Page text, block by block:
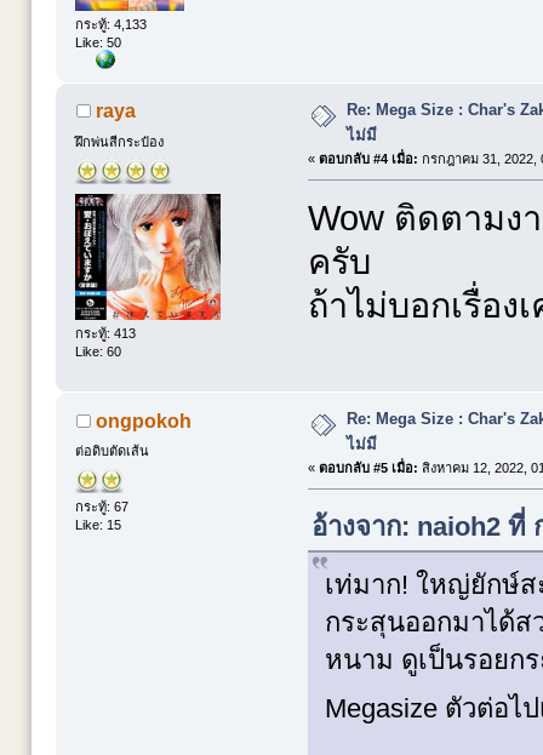
กระทู้: 4,133
Like: 50
raya
ฝึกพ่นสีกระป๋อง
กระทู้: 413
Like: 60
Re: Mega Size : Char's
ไม่มี
« ตอบกลับ #4 เมื่อ: กรกฎาคม 31, 2022,
Wow ติดตามง
ครับ
ถ้าไม่บอกเรื่อง
ongpokoh
ต่อดิบตัดเส้น
กระทู้: 67
Like: 15
Re: Mega Size : Char's
ไม่มี
« ตอบกลับ #5 เมื่อ: สิงหาคม 12, 2022,
อ้างจาก: naioh2 ที่
เท่มาก! ใหญ่ยักษ์ส
กระสุนออกมาได้ส
หนาม ดูเป็นรอยก
Megasize ตัวต่อไ